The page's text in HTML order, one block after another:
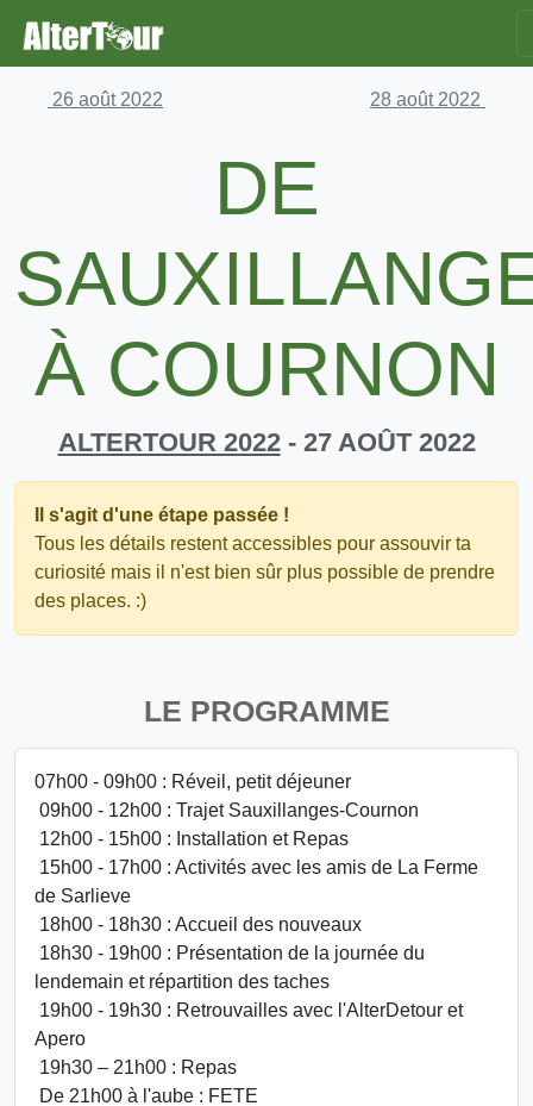
26 août 2022 28 août 2022
DE
À COURNON
ALTERTOUR 2022- 27 AOÛT 2022
Il s'agit d'une étape passée !
Tous les détails restent accessibles pour assouvir ta
curiosité mais il n'est bien sûr plus possible de prendre
des places. :)
LE PROGRAMME
07h00 - 09h00 : Réveil, petit déjeuner
09h00 - 12h00 : Trajet Sauxillanges-Cournon
12h00 - 15h00 : Installation et Repas
15h00 - 17h00 : Activités avec les amis de La Ferme
de Sarlieve
18h00 - 18h30 : Accueil des nouveaux
18h30 - 19h00 : Présentation de la journée du
lendemain et répartition des taches
19h00 - 19h30 : Retrouvailles avec l'AlterDetour et
Apero
19h30 – 21h00 : Repas
De 21h00 à l'aube : FETE